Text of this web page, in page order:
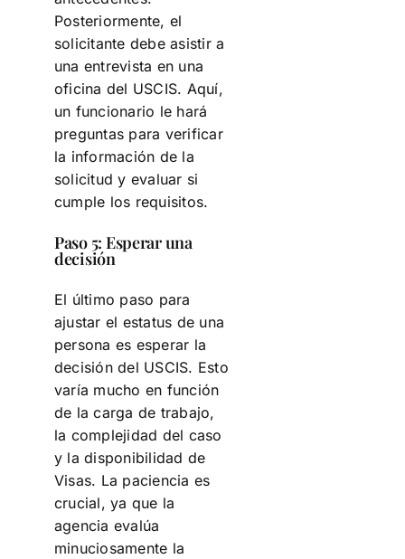
Posteriormente, el
solicitante debe asistir a
una entrevista en una
oficina del USCIS. Aquí,
un funcionario le hará
preguntas para verificar
la información de la
solicitud y evaluar si
cumple los requisitos.
Paso 5: Esperar una
decisión
El último paso para
ajustar el estatus de una
persona es esperar la
decisión del USCIS. Esto
varía mucho en función
de la carga de trabajo,
la complejidad del caso
y la disponibilidad de
Visas. La paciencia es
crucial, ya que la
agencia evalúa
minuciosamente la